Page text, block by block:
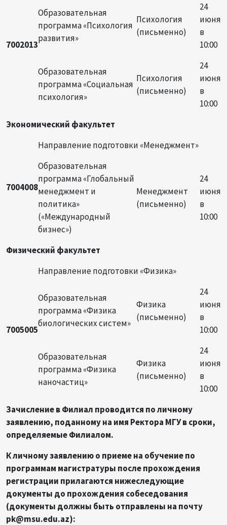
7002013
Образовательная
программа «Психология
развития»
Психология
(письменно)
24
июня
в
10:00
Образовательная
программа «Социальная
психология»
Психология
(письменно)
24
июня
в
10:00
Экономический факультет
7004008
Направление подготовки «Менеджмент»
Образовательная
программа «Глобальный
менеджмент и
политика»
(«Международный
бизнес»)
Менеджмент
(письменно)
24
июня
в
10:00
Физический факультет
7005005
Направление подготовки «Физика»
Образовательная
программа «Физика
биологических систем»
Физика
(письменно)
24
июня
в
10:00
Образовательная
программа «Физика
наночастиц»
Физика
(письменно)
24
июня
в
10:00
Зачисление в Филиал проводится по личному
заявлению, поданному на имя Ректора МГУ в сроки,
определяемые Филиалом.
К личному заявлению о приеме на обучение по
программам магистратуры после прохождения
регистрации прилагаются нижеследующие
документы до прохождения собеседования
(документы должны быть отправлены на почту
pk@msu.edu.az):